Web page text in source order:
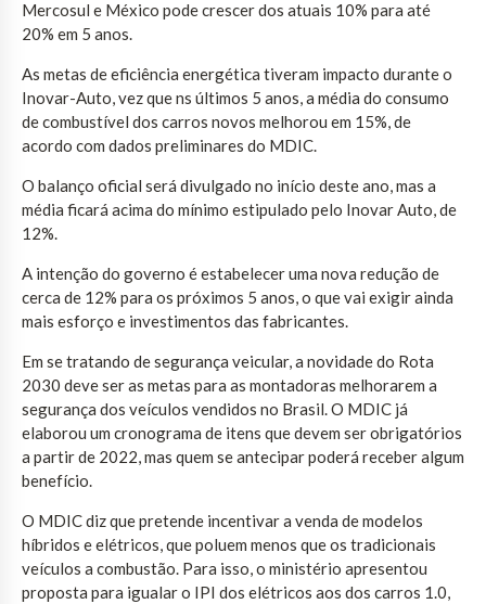
Mercosul e México pode crescer dos atuais 10% para até
20% em 5 anos.
As metas de eficiência energética tiveram impacto durante o
Inovar-Auto, vez que ns últimos 5 anos, a média do consumo
de combustível dos carros novos melhorou em 15%, de
acordo com dados preliminares do MDIC.
O balanço oficial será divulgado no início deste ano, mas a
média ficará acima do mínimo estipulado pelo Inovar Auto, de
12%.
A intenção do governo é estabelecer uma nova redução de
cerca de 12% para os próximos 5 anos, o que vai exigir ainda
mais esforço e investimentos das fabricantes.
Em se tratando de segurança veicular, a novidade do Rota
2030 deve ser as metas para as montadoras melhorarem a
segurança dos veículos vendidos no Brasil. O MDIC já
elaborou um cronograma de itens que devem ser obrigatórios
a partir de 2022, mas quem se antecipar poderá receber algum
benefício.
O MDIC diz que pretende incentivar a venda de modelos
híbridos e elétricos, que poluem menos que os tradicionais
veículos a combustão. Para isso, o ministério apresentou
proposta para igualar o IPI dos elétricos aos dos carros 1.0,